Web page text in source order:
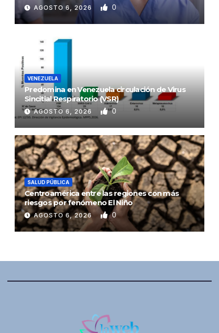
AGOSTO 6, 2026 0
VENEZUELA
Predomina en Venezuela circulación de Virus
Sincitial Respiratorio (VSR)
AGOSTO 6, 2026 0
SALUD PÚBLICA
Centroamérica entre las regiones con más
riesgos por fenómeno El Niño
AGOSTO 6, 2026 0